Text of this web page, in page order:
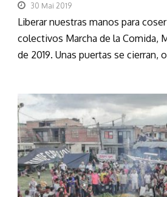
30 Mai 2019
Liberar nuestras manos para
colectivos Marcha de la Comida,
de 2019. Unas puertas se cierran,